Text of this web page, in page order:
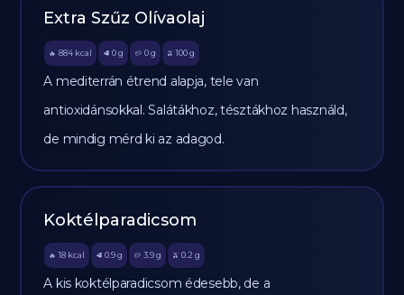
Extra Szűz Olívaolaj
🔥 884 kcal 🥩 0 g 🥔 0g 🫒 100 g
A mediterrán étrend alapja, tele van
antioxidánsokkal. Salátákhoz, tésztákhoz használd,
de mindig mérd ki az adagod.
Koktélparadicsom
🔥 18 kcal 🥩 0.9 g 🥔 3.9g 🫒 0.2 g
A kis koktélparadicsom édesebb, de a